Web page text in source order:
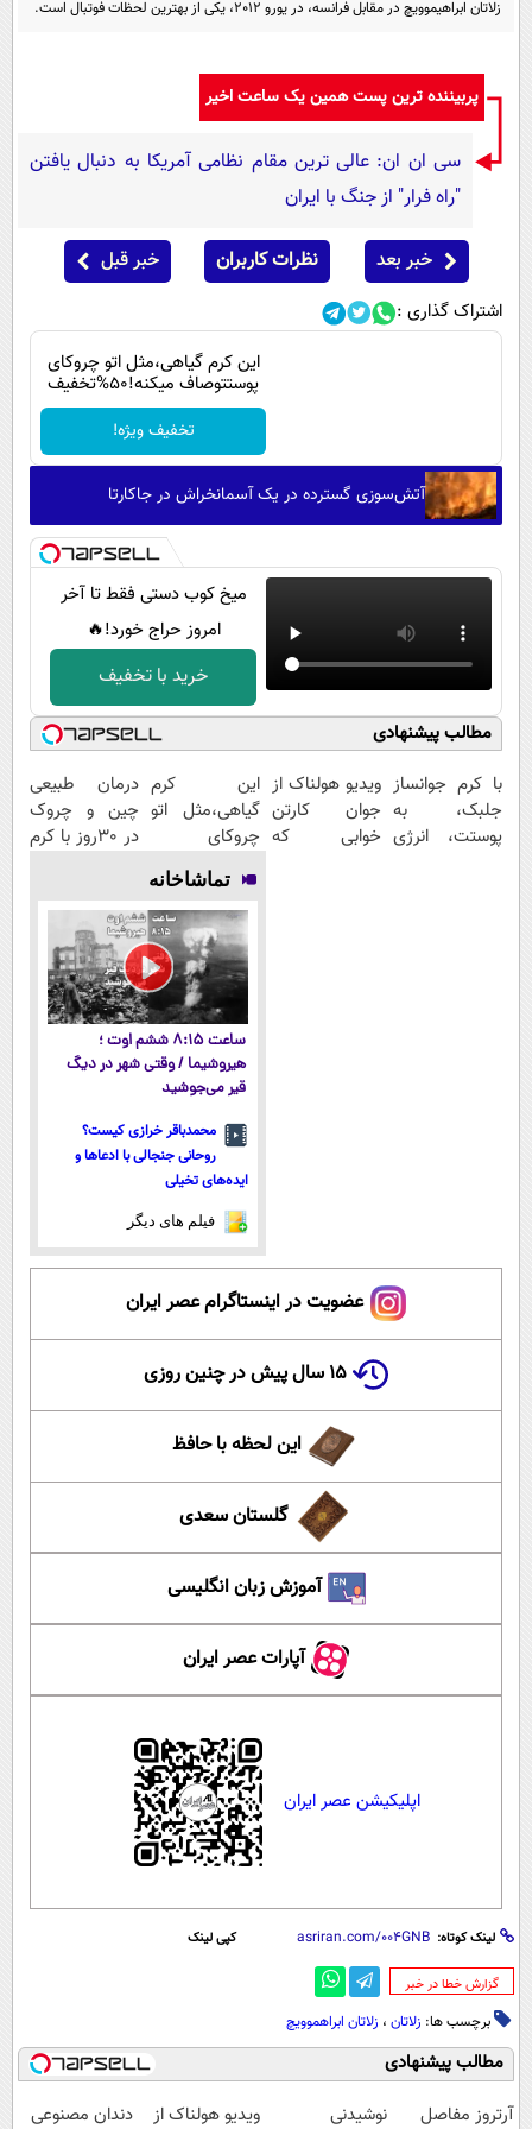
سرگرمی
گوناگون
فرهنگی
اجتماعی
حیات وحش
سیاست خارجی
پیامک
آشپزی
زلاتان ابراهیموویچ در مقابل فرانسه، در یورو 2012، یکی از بهترین لحظات فوتبال است.
پربیننده ترین پست همین یک ساعت اخیر
سی ان ان: عالی ترین مقام نظامی آمریکا به دنبال یافتن
"راه فرار" از جنگ با ایران
خبر بعد نظرات کاربران خبر قبل
اشتراک گذاری :
این کرم گیاهی،مثل اتو چروکای
پوستتوصاف میکنه!50%تخفیف
تخفیف ویژه!
آتش‌سوزی گسترده در یک آسمانخراش در جاکارتا
میخ کوب دستی فقط تا آخر
امروز حراج خورد!🔥
خرید با تخفیف
مطالب پیشنهادی
با کرم جوانساز
جلبک، به
پوستت، انرژی
ویدیو هولناک از
جوان کارتن
خوابی که
این کرم
گیاهی،مثل اتو
چروکای
پوستتوصاف
میکنه!50%تخفیف
درمان طبیعی
چین و چروک
در 30روز با کرم
تماشاخانه
ساعت ۸:۱۵ ششم اوت ؛
هیروشیما / وقتی شهر در دیگ
قیر می‌جوشید
محمدباقر خرازی کیست؟
روحانی جنجالی با ادعاها و
ایده‌های تخیلی
فیلم های دیگر
عضویت در اینستاگرام عصر ایران
۱۵ سال پیش در چنین روزی
این لحظه با حافظ
گلستان سعدی
آموزش زبان انگلیسی
آپارات عصر ایران
اپلیکیشن عصر ایران
لینک کوتاه: کپی لینک
‌گزارش خطا در خبر
برچسب ها: زلاتان ، زلاتان ابراهموویچ
مطالب پیشنهادی
آرتروز مفاصل
نوشیدنی
ویدیو هولناک از
دندان مصنوعی